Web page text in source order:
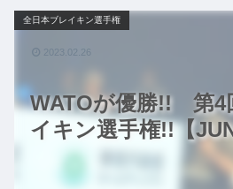
WATOが優勝!! 第4
イキン選手権!!【
全日本ブレイキン選手権
2023.02.26